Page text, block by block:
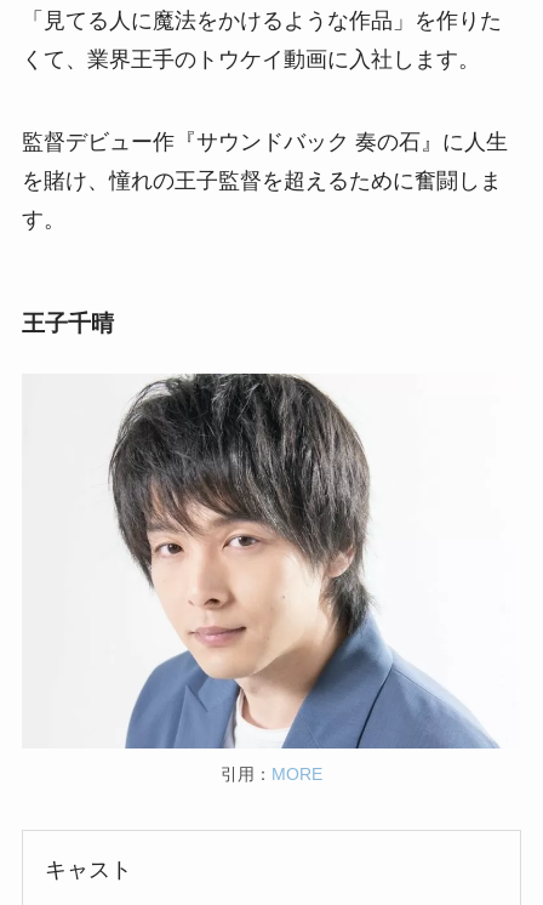
「見てる人に魔法をかけるような作品」を作りた
くて、業界王手のトウケイ動画に入社します。
監督デビュー作『サウンドバック 奏の石』に人生
を賭け、憧れの王子監督を超えるために奮闘しま
す。
王子千晴
引用： MORE
キャスト